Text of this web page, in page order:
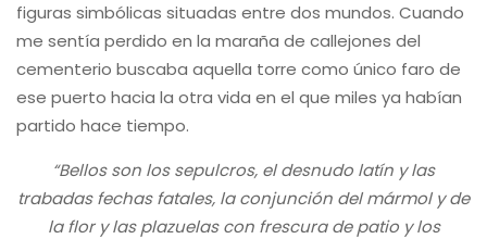
figuras simbólicas situadas entre dos mundos. Cuando
me sentía perdido en la maraña de callejones del
cementerio buscaba aquella torre como único faro de
ese puerto hacia la otra vida en el que miles ya habían
partido hace tiempo.
“Bellos son los sepulcros, el desnudo latín y las
trabadas fechas fatales, la conjunción del mármol y de
la flor y las plazuelas con frescura de patio y los